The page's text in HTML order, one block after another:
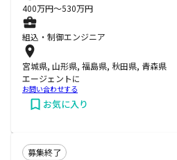
400万円〜530万円
組込・制御エンジニア
宮城県, 山形県, 福島県, 秋田県, 青森県
エージェントに
お問い合わせする
お気に入り
募集終了